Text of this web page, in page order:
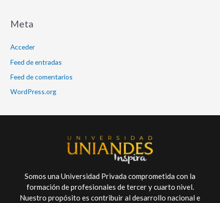
Meta
Acceder
Feed de entradas
Feed de comentarios
WordPress.org
Somos una Universidad Privada comprometida con la
formación de profesionales de tercer y cuarto nivel.
Nuestro propósito es contribuir al desarrollo nacional e